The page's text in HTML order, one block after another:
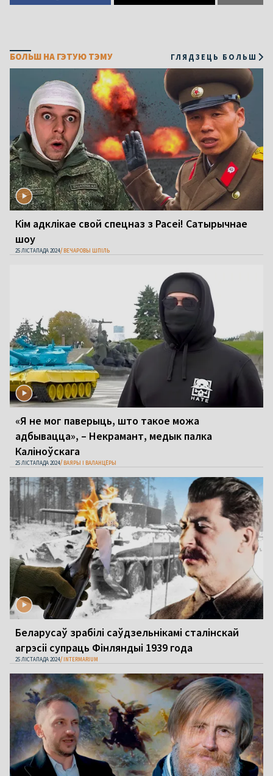
БОЛЬШ НА ГЭТУЮ ТЭМУ ГЛЯДЗЕЦЬ БОЛЬШ
Кім адклікае свой спецназ з Расеі! Сатырычнае
шоу
25 ЛІСТАПАДА 2024 ВЕЧАРОВЫ ШПІЛЬ
«Я не мог паверыць, што такое можа
адбывацца», – Некрамант, медык палка
Каліноўскага
25 ЛІСТАПАДА 2024 ВАЯРЫ І ВАЛАНЦЁРЫ
Беларусаў зрабілі саўдзельнікамі сталінскай
агрэсіі супраць Фінляндыі 1939 года
25 ЛІСТАПАДА 2024 INTERMARIUM